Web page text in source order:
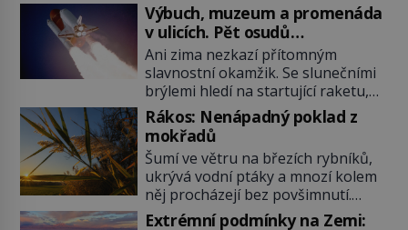
Výbuch, muzeum a promenáda
v ulicích. Pět osudů
nejslavnějších raketoplánů
Ani zima nezkazí přítomným
slavnostní okamžik. Se slunečními
brýlemi hledí na startující raketu,
která má do vesmíru vynést kromě
posádky také obyčejnou učitelku.
Po několika sekundách všem
ztuhnou úsměvy, stroj totiž
exploduje. Jejich konstrukce není
z levného kraje, daňové poplatníky
stojí miliardy dolarů. Na druhou
Rákos: Nenápadný poklad z
mokřadů
Šumí ve větru na březích rybníků,
ukrývá vodní ptáky a mnozí kolem
něj procházejí bez povšimnutí.
Přesto právě rákos pomáhal stavět
Extrémní podmínky na Zemi: